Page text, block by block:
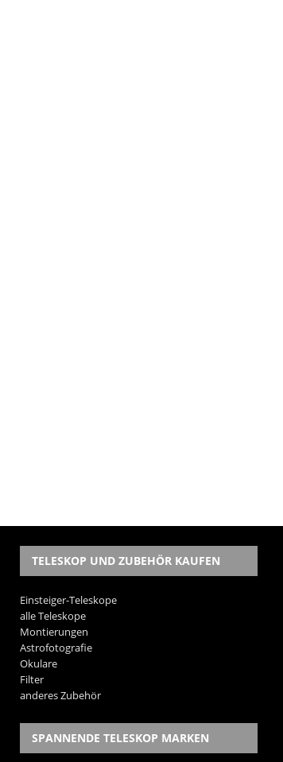
TELESKOP UND ZUBEHÖR KAUFEN
Einsteiger-Teleskope
alle Teleskope
Montierungen
Astrofotografie
Okulare
Filter
anderes Zubehör
SPANNENDE TELESKOP MARKEN